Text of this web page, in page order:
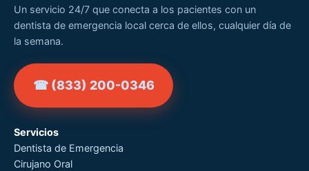
Un servicio 24/7 que conecta a los pacientes con un
dentista de emergencia local cerca de ellos, cualquier día de
la semana.
☎ (833) 200-0346
Servicios
Dentista de Emergencia
Cirujano Oral